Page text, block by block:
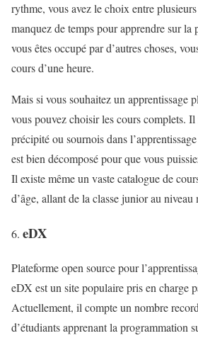
rythme, vous avez le choix entre
manquez de temps pour apprendre sur la
vous êtes occupé par d’autres choses,
cours d’une heure.
Mais si vous souhaitez un apprentissage
vous pouvez choisir les cours complets. Il
précipité ou sournois dans
est bien décomposé pour que vous
Il existe même un vaste catalogue de
d’âge, allant de la classe junior au niveau
eDX
Plateforme open source pour
eDX est un site populaire pris en charge
Actuellement, il compte un nombre
d’étudiants apprenant la programmation